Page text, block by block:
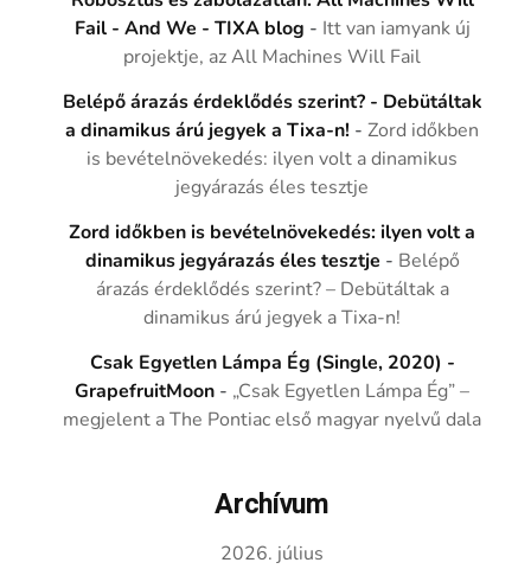
Fail - And We - TIXA blog - Itt van iamyank új
projektje, az All Machines Will Fail
Belépő árazás érdeklődés szerint? - Debütáltak
a dinamikus árú jegyek a Tixa-n! -Zord időkben
is bevételnövekedés: ilyen volt a dinamikus
jegyárazás éles tesztje
Zord időkben is bevételnövekedés: ilyen volt a
dinamikus jegyárazás éles tesztje - Belépő
árazás érdeklődés szerint? – Debütáltak a
dinamikus árú jegyek a Tixa-n!
Csak Egyetlen Lámpa Ég (Single, 2020) -
GrapefruitMoon - „Csak Egyetlen Lámpa Ég” –
megjelent a The Pontiac első magyar nyelvű dala
Archívum
2026. július